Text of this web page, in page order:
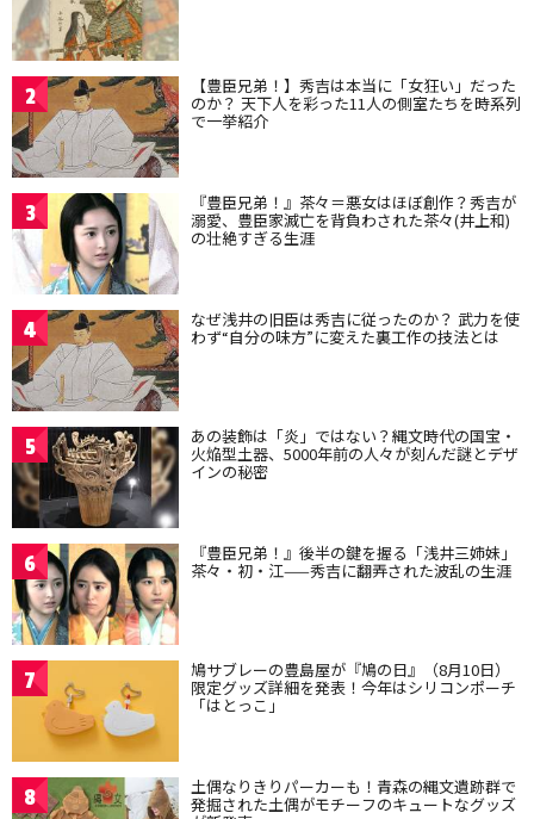
2 【豊臣兄弟！】秀吉は本当に「女狂い」だった
のか？ 天下人を彩った11人の側室たちを時系列
で一挙紹介
3 『豊臣兄弟！』茶々＝悪女はほぼ創作？秀吉が
溺愛、豊臣家滅亡を背負わされた茶々(井上和)
の壮絶すぎる生涯
4 なぜ浅井の旧臣は秀吉に従ったのか？ 武力を使
わず“自分の味方”に変えた裏工作の技法とは
5 あの装飾は「炎」ではない？縄文時代の国宝・
火焔型土器、5000年前の人々が刻んだ謎とデザ
インの秘密
6 『豊臣兄弟！』後半の鍵を握る「浅井三姉妹」
茶々・初・江——秀吉に翻弄された波乱の生涯
7 鳩サブレーの豊島屋が『鳩の日』（8月10日）
限定グッズ詳細を発表！今年はシリコンポーチ
「はとっこ」
8 土偶なりきりパーカーも！青森の縄文遺跡群で
発掘された土偶がモチーフのキュートなグッズ